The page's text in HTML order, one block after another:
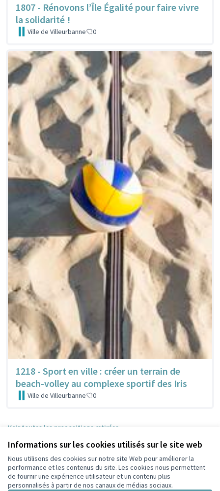
Informations sur les cookies utilisés sur le site web
Nous utilisons des cookies sur notre site Web pour améliorer la
performance et les contenus du site. Les cookies nous permettent
de fournir une expérience utilisateur et un contenu plus
personnalisés à partir de nos canaux de médias sociaux.
1807 - Rénovons l’Île Égalité pour faire vivre
la solidarité !
Ville de Villeurbanne 0
1218 - Sport en ville : créer un terrain de
beach-volley au complexe sportif des Iris
Ville de Villeurbanne 0
Voir toutes les propositions retirées
Conditions d'utilisation
Paramètres des cookies
Participez Villeurbanne sur X
Participez Villeurbanne sur Facebook
Participez Villeurbanne sur Instagram
Participez Villeurbanne sur YouTube